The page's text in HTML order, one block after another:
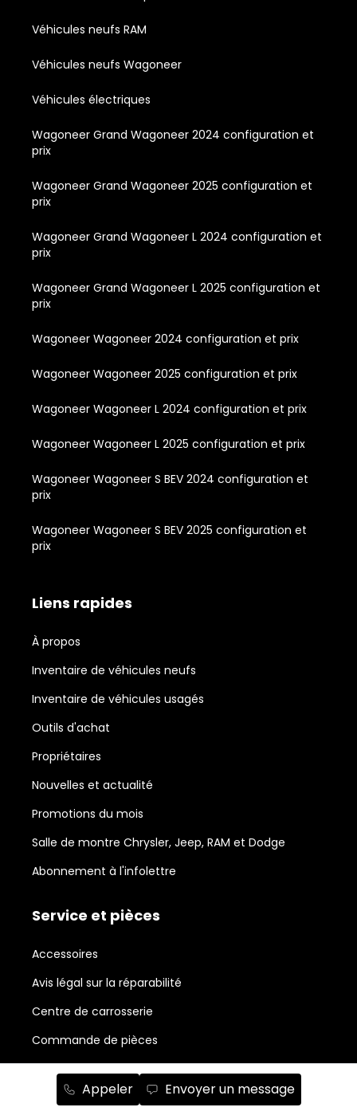
Appeler Envoyer un message
Véhicules neufs RAM
Véhicules neufs Wagoneer
Véhicules électriques
Wagoneer Grand Wagoneer 2024 configuration et
prix
Wagoneer Grand Wagoneer 2025 configuration et
prix
Wagoneer Grand Wagoneer L 2024 configuration et
prix
Wagoneer Grand Wagoneer L 2025 configuration et
prix
Wagoneer Wagoneer 2024 configuration et prix
Wagoneer Wagoneer 2025 configuration et prix
Wagoneer Wagoneer L 2024 configuration et prix
Wagoneer Wagoneer L 2025 configuration et prix
Wagoneer Wagoneer S BEV 2024 configuration et
prix
Wagoneer Wagoneer S BEV 2025 configuration et
prix
Liens rapides
À propos
Inventaire de véhicules neufs
Inventaire de véhicules usagés
Outils d'achat
Propriétaires
Nouvelles et actualité
Promotions du mois
Salle de montre Chrysler, Jeep, RAM et Dodge
Abonnement à l'infolettre
Service et pièces
Accessoires
Avis légal sur la réparabilité
Centre de carrosserie
Commande de pièces
Forfaits esthétiques
Planifiez un rendez-vous